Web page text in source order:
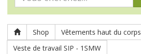
Shop Vêtements haut du corps
Veste de travail SIP - 1SMW